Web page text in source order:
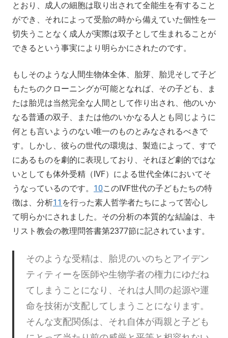
とおり、成人の細胞は取り出されて全能生を有すること
ができ、それによって受胎の時から備えていた個性を一
切失うことなく成人が実際は双子として生まれることが
できるという事実により明らかにされたのです。
もしそのような人間生物体全体、胎芽、胎児そして子ど
もたちのクローニングが可能となれば、その子ども、ま
たは胎児は当然完全な人間として作り出され、他のいか
なる普通の双子、または他のいかなる人とも同じように
何とも言いようのない唯一のものとみなされるべきで
す。しかし、彼らの世代の環境は、製造によって、すで
にあるものを劇的に表現しており、それほど劇的ではな
いとしても体外受精（IVF）による世代全体においてそ
うなっているのです。 10このIVF世代の子どもたちの特
徴は、分析11 を行った素人哲学者たちによって苦心し
て明らかにされました。その分析の本質的な結論は、キ
リスト教会の教理問答書第2377節に記されています。
そのような受精は、胎児のいのちとアイデン
ティティーを医師や生物学者の権力にゆだね
てしまうことになり、それは人間の起源や運
命を技術が支配してしまうことになります。
そんな支配関係は、それ自体が両親と子ども